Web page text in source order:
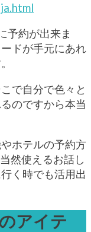
予約が出来ま
ドが手元にあれ
で自分で色々と
のですから本当
ホテルの予約方
然使えるお話し
く時でも活用出
アイテ